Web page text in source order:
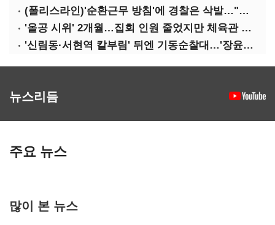
(폴리스라인)'순환근무 방침'에 경찰은 삭발…"베테랑·수사력 보강 먼저"
'올공 시위' 2개월…집회 인원 줄었지만 체육관 봉쇄 계속
'신림동·서현역 칼부림' 뒤엔 기동순찰대…'장윤기 은폐·조작' 후엔 내부비리수사대
뉴스리듬
주요 뉴스
많이 본 뉴스